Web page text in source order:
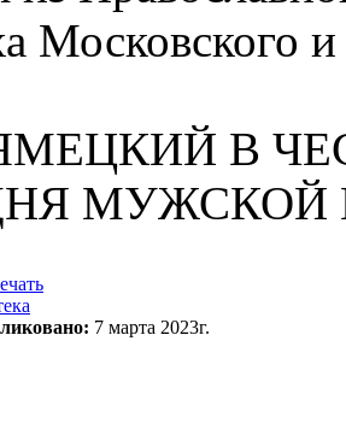
Московского
В
МУЖСКОЙ
7 марта 2023г.